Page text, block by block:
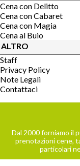
Cena con Delitto
Cena con Cabaret
Cena con Magia
Cena al Buio
ALTRO
Staff
Privacy Policy
Note Legali
Contattaci
Dal 2000 forniamo il
prenotazioni cene,
particolari